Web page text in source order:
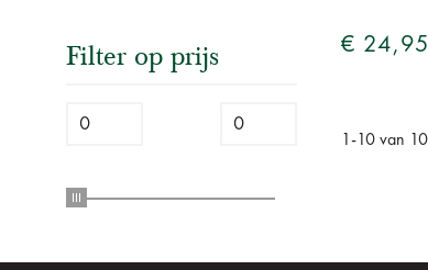
Filter op prijs € 24,95
1-10van 10